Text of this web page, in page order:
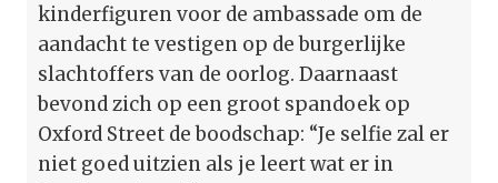
kinderfiguren voor de ambassade om de
aandacht te vestigen op de burgerlijke
slachtoffers van de oorlog. Daarnaast
bevond zich op een groot spandoek op
Oxford Street de boodschap: “Je selfie zal er
niet goed uitzien als je leert wat er in